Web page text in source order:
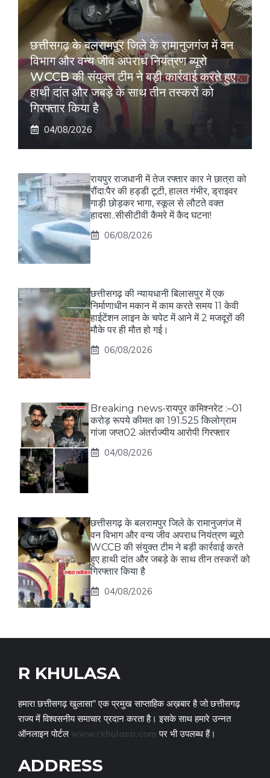
छत्तीसगढ़ के बलरामपुर जिले के रामानुजगंज में वन
विभाग और वन्य जीव अपराध नियंत्रण ब्यूरो
WCCB की संयुक्त टीम ने बड़ी कार्रवाई करते हुए
हाथी दांत और जबड़े के साथ तीन तस्करों को
गिरफ्तार किया है
04/08/2026
रायपुर राजधानी में तेज रफ्तार कार ने छात्रा को
रौंदा:पैर की हड्डी टूटी, हालत गंभीर, ड्राइवर
गाड़ी छोड़कर भागा, स्कूल से लौटते वक्त
हादसा..सीसीटीवी कैमरे में कैद घटना!
06/08/2026
छत्तीसगढ़ की न्यायधानी बिलासपुर में एक
निर्माणाधीन मकान में काम करते समय 11 केवी
हाईटेंशन लाइन के चपेट में आने में 2 मजदूरों की
मौके पर ही मौत हो गई।
06/08/2026
Breaking news-रायपुर कमिश्नरेट :–01
करोड़ रूपये कीमत का 191.525 किलोग्राम
गांजा जप्त02 अंतर्राज्यीय आरोपी गिरफ्तार
04/08/2026
छत्तीसगढ़ के बलरामपुर जिले के रामानुजगंज में
वन विभाग और वन्य जीव अपराध नियंत्रण ब्यूरो
WCCB की संयुक्त टीम ने बड़ी कार्रवाई करते
हुए हाथी दांत और जबड़े के साथ तीन तस्करों को
गिरफ्तार किया है
04/08/2026
R KHULASA
हमारा छत्तीसगढ़ खुलासा" एक प्रमुख साप्ताहिक अख़बार है जो छत्तीसगढ़
राज्य में विश्वसनीय समाचार प्रदान करता है। इसके साथ हमारे उन्नत
ऑनलाइन पोर्टल www.rkhulasa.com पर भी उपलब्ध हैं।
ADDRESS